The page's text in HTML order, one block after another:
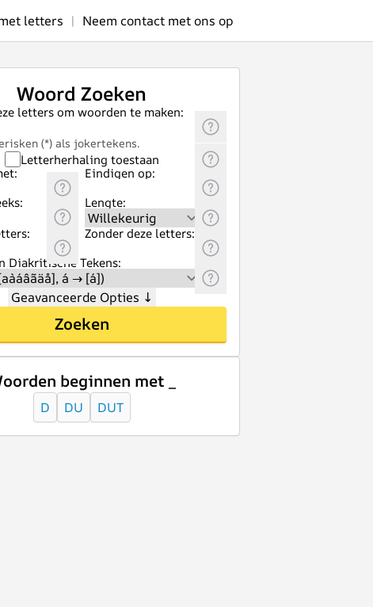
letters | Neem contact met ons op
Woord Zoeken
letters om woorden te maken:
(*) als jokertekens.
Letterherhaling toestaan
Eindigen op:
Lengte:
Zonder deze letters:
Diakritische Tekens:
Geavanceerde Opties ↓
Zoeken
beginnen met _
D DU DUT